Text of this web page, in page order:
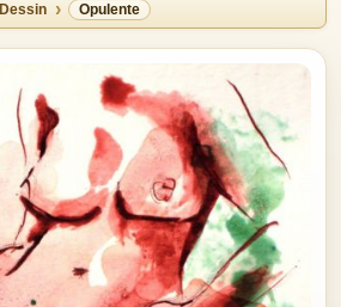
Dessin Opulente